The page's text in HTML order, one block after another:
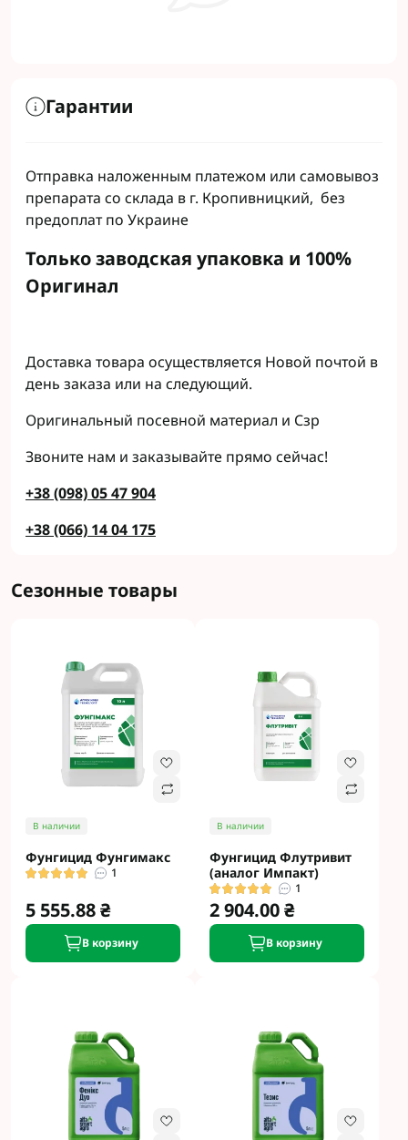
Гарантии
Отправка наложенным платежом или самовывоз
препарата со склада в г. Кропивницкий, без
предоплат по Украине
Только заводская упаковка и 100%
Оригинал
Доставка товара осуществляется Новой почтой в
день заказа или на следующий.
Оригинальный посевной материал и Сзр
Звоните нам и заказывайте прямо сейчас!
+38 (098) 05 47 904
+38 (066) 14 04 175
Сезонные товары
В наличии
Фунгицид Фунгимакс
1
5 555.88 ₴
В корзину
В наличии
Фунгицид Флутривит
(аналог Импакт)
1
2 904.00 ₴
В корзину